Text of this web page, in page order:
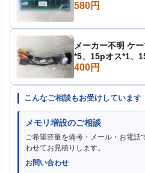
580円
メーカー不明 ケ
*5、15pオス*1、
400円
こんなご相談もお受けしています
メモリ増設のご相談
ご希望容量を備考・メール・お電話
わせてお見積りします。
お問い合わせ